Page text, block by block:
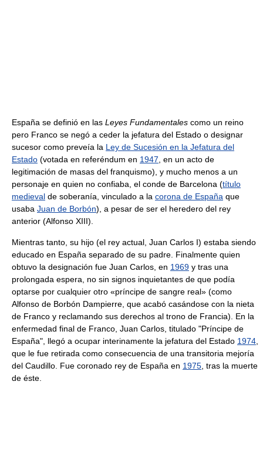
España se definió en las Leyes Fundamentales como un reino
pero Franco se negó a ceder la jefatura del Estado o designar
sucesor como preveía la Ley de Sucesión en la Jefatura del
Estado (votada en referéndum en 1947, en un acto de
legitimación de masas del franquismo), y mucho menos a un
personaje en quien no confiaba, el conde de Barcelona (título
medieval de soberanía, vinculado a la corona de España que
usaba Juan de Borbón), a pesar de ser el heredero del rey
anterior (Alfonso XIII).
Mientras tanto, su hijo (el rey actual, Juan Carlos I) estaba siendo
educado en España separado de su padre. Finalmente quien
obtuvo la designación fue Juan Carlos, en 1969 y tras una
prolongada espera, no sin signos inquietantes de que podía
optarse por cualquier otro «príncipe de sangre real» (como
Alfonso de Borbón Dampierre, que acabó casándose con la nieta
de Franco y reclamando sus derechos al trono de Francia). En la
enfermedad final de Franco, Juan Carlos, titulado "Príncipe de
España", llegó a ocupar interinamente la jefatura del Estado 1974,
que le fue retirada como consecuencia de una transitoria mejoría
del Caudillo. Fue coronado rey de España en 1975, tras la muerte
de éste.